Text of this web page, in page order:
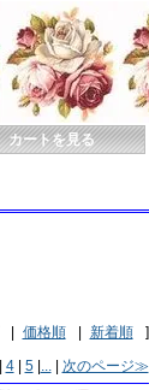
カートを見る
価格順 新着順
]
4| 5| ...| 次のページ≫